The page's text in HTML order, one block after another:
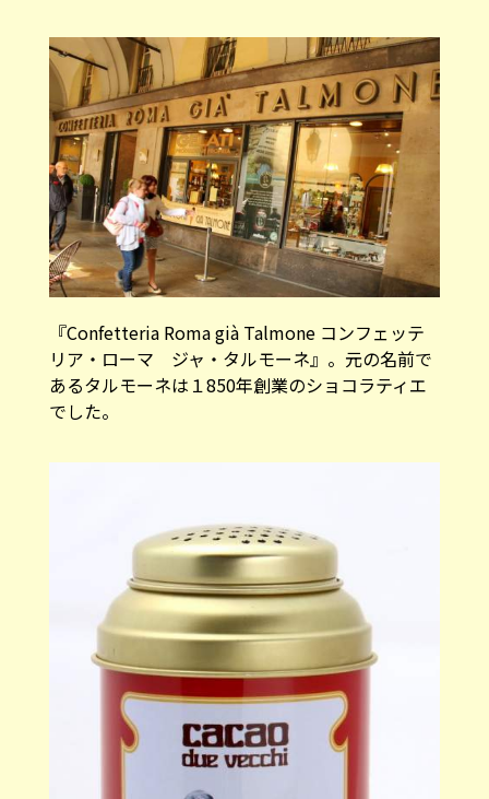
『Confetteria Roma già Talmone コンフェッテ
リア・ローマ ジャ・タルモーネ』。元の名前で
あるタルモーネは１850年創業のショコラティエ
でした。